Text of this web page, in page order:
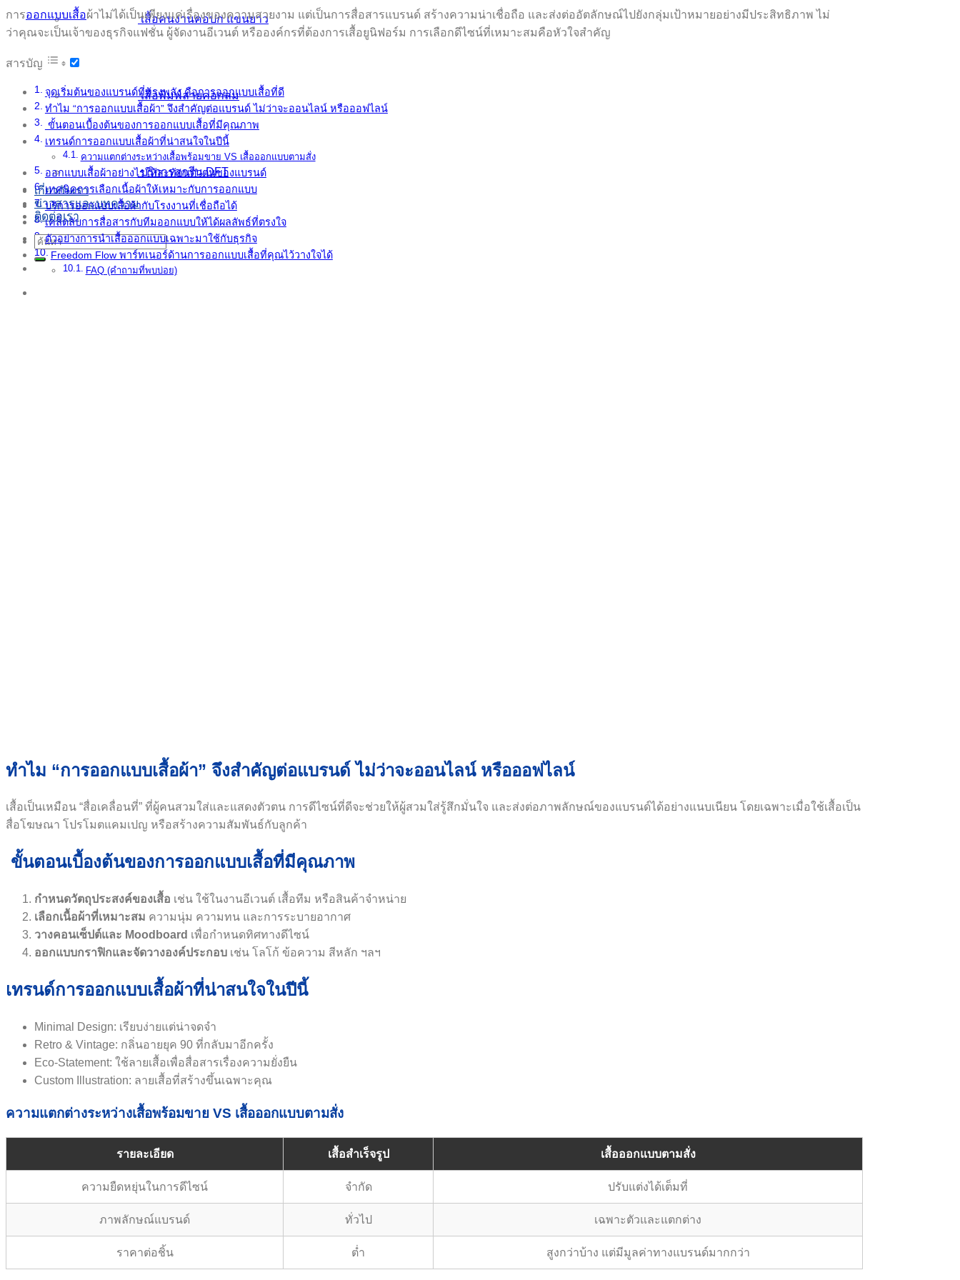
เสื้อคนงานคอปก แขนยาว
เสื้อพิมพ์ลายคอกลม
บริการสกรีน DFT
เกี่ยวกับเรา
ข่าวสารและบทความ
ติดต่อเรา
ค้นหา:
การออกแบบเสื้อผ้าไม่ได้เป็นเพียงแค่เรื่องของความสวยงาม แต่เป็นการสื่อสารแบรนด์ สร้างความน่าเชื่อถือ และส่งต่ออัตลักษณ์ไปยังกลุ่มเป้าหมายอย่างมีประสิทธิภาพ ไม่
ว่าคุณจะเป็นเจ้าของธุรกิจแฟชั่น ผู้จัดงานอีเวนต์ หรือองค์กรที่ต้องการเสื้อยูนิฟอร์ม การเลือกดีไซน์ที่เหมาะสมคือหัวใจสำคัญ
สารบัญ
จุดเริ่มต้นของแบรนด์ที่ทรงพลัง คือการออกแบบเสื้อที่ดี
ทำไม “การออกแบบเสื้อผ้า” จึงสำคัญต่อแบรนด์ ไม่ว่าจะออนไลน์ หรือออฟไลน์
ขั้นตอนเบื้องต้นของการออกแบบเสื้อที่มีคุณภาพ
เทรนด์การออกแบบเสื้อผ้าที่น่าสนใจในปีนี้
ความแตกต่างระหว่างเสื้อพร้อมขาย VS เสื้อออกแบบตามสั่ง
ออกแบบเสื้อผ้าอย่างไรให้สะท้อนตัวตนของแบรนด์
เทคนิคการเลือกเนื้อผ้าให้เหมาะกับการออกแบบ
บริการออกแบบเสื้อผ้ากับโรงงานที่เชื่อถือได้
เคล็ดลับการสื่อสารกับทีมออกแบบให้ได้ผลลัพธ์ที่ตรงใจ
ตัวอย่างการนำเสื้อออกแบบเฉพาะมาใช้กับธุรกิจ
Freedom Flow พาร์ทเนอร์ด้านการออกแบบเสื้อที่คุณไว้วางใจได้
FAQ (คำถามที่พบบ่อย)
ทำไม “การออกแบบเสื้อผ้า” จึงสำคัญต่อแบรนด์ ไม่ว่าจะออนไลน์ หรือออฟไลน์
เสื้อเป็นเหมือน “สื่อเคลื่อนที่” ที่ผู้คนสวมใส่และแสดงตัวตน การดีไซน์ที่ดีจะช่วยให้ผู้สวมใส่รู้สึกมั่นใจ และส่งต่อภาพลักษณ์ของแบรนด์ได้อย่างแนบเนียน โดยเฉพาะเมื่อใช้เสื้อเป็น
สื่อโฆษณา โปรโมตแคมเปญ หรือสร้างความสัมพันธ์กับลูกค้า
ขั้นตอนเบื้องต้นของการออกแบบเสื้อที่มีคุณภาพ
กำหนดวัตถุประสงค์ของเสื้อ เช่น ใช้ในงานอีเวนต์ เสื้อทีม หรือสินค้าจำหน่าย
เลือกเนื้อผ้าที่เหมาะสม ความนุ่ม ความทน และการระบายอากาศ
วางคอนเซ็ปต์และ Moodboard เพื่อกำหนดทิศทางดีไซน์
ออกแบบกราฟิกและจัดวางองค์ประกอบ เช่น โลโก้ ข้อความ สีหลัก ฯลฯ
เทรนด์การออกแบบเสื้อผ้าที่น่าสนใจในปีนี้
Minimal Design: เรียบง่ายแต่น่าจดจำ
Retro & Vintage: กลิ่นอายยุค 90 ที่กลับมาอีกครั้ง
Eco-Statement: ใช้ลายเสื้อเพื่อสื่อสารเรื่องความยั่งยืน
Custom Illustration: ลายเสื้อที่สร้างขึ้นเฉพาะคุณ
ความแตกต่างระหว่างเสื้อพร้อมขาย VS เสื้อออกแบบตามสั่ง
รายละเอียด เสื้อสำเร็จรูป เสื้อออกแบบตามสั่ง
ความยืดหยุ่นในการดีไซน์ จำกัด ปรับแต่งได้เต็มที่
ภาพลักษณ์แบรนด์ ทั่วไป เฉพาะตัวและแตกต่าง
ราคาต่อชิ้น ต่ำ สูงกว่าบ้าง แต่มีมูลค่าทางแบรนด์มากกว่า